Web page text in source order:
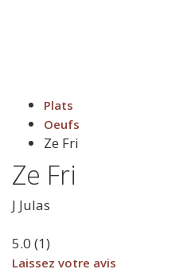
Plats
Oeufs
Ze Fri
Ze Fri
J Julas
5.0 (1)
Laissez votre avis